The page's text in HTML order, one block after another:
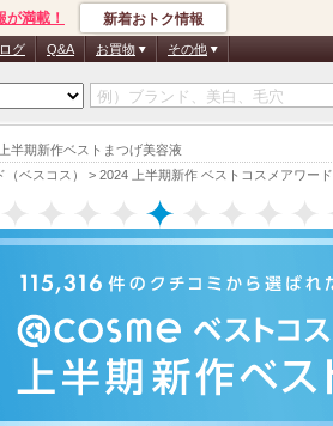
半期新作ベストまつげ美容液
ベスコス） > 2024 上半期新作 ベストコスメアワード
満載！ 新着おトク情報
グ Q&A お買物 その他